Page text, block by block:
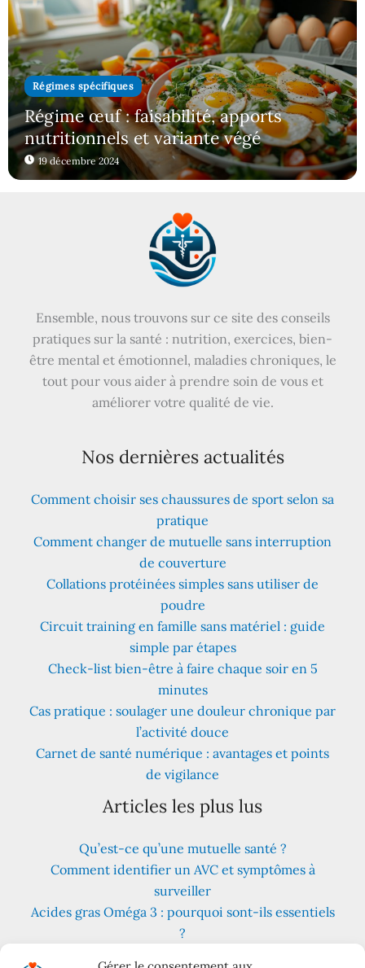
Régimes spécifiques
Régime œuf : faisabilité, apports
nutritionnels et variante végé
19 décembre 2024
Ensemble, nous trouvons sur ce site des conseils
pratiques sur la santé : nutrition, exercices, bien-
être mental et émotionnel, maladies chroniques, le
tout pour vous aider à prendre soin de vous et
améliorer votre qualité de vie.
Nos dernières actualités
Comment choisir ses chaussures de sport selon sa
pratique
Comment changer de mutuelle sans interruption
de couverture
Collations protéinées simples sans utiliser de
poudre
Circuit training en famille sans matériel : guide
simple par étapes
Check-list bien-être à faire chaque soir en 5
minutes
Cas pratique : soulager une douleur chronique par
l’activité douce
Carnet de santé numérique : avantages et points
de vigilance
Articles les plus lus
Qu’est-ce qu’une mutuelle santé ?
Comment identifier un AVC et symptômes à
surveiller
Acides gras Oméga 3 : pourquoi sont-ils essentiels
?